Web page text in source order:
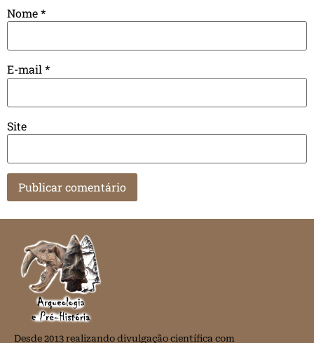
Nome*
E-mail*
Site
Desde 2013 realizando divulgação científica com